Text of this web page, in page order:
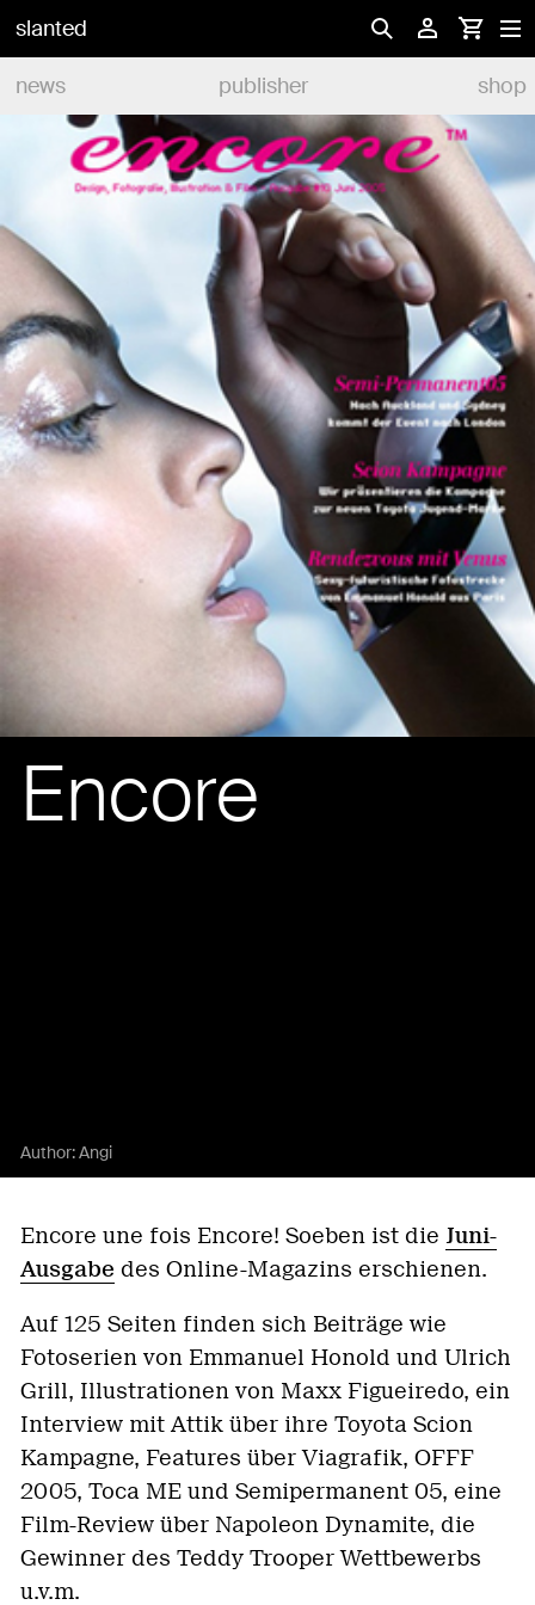
slanted
news
publisher shop
Encore
Author:Angi
Encore une fois Encore! Soeben ist die Juni-
Ausgabe des Online-Magazins erschienen.
Auf 125 Seiten finden sich Beiträge wie
Fotoserien von Emmanuel Honold und Ulrich
Grill, Illustrationen von Maxx Figueiredo, ein
Interview mit Attik über ihre Toyota Scion
Kampagne, Features über Viagrafik, OFFF
2005, Toca ME und Semipermanent 05, eine
Film-Review über Napoleon Dynamite, die
Gewinner des Teddy Trooper Wettbewerbs
u.v.m.